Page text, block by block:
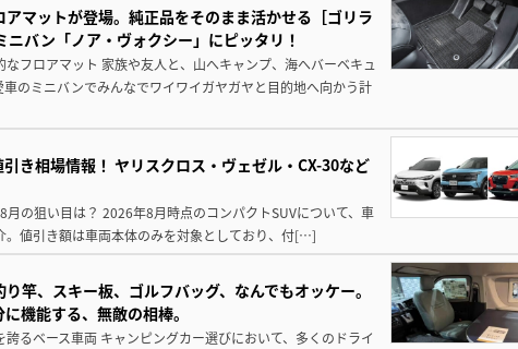
マットが登場。純正品をそのまま活かせる［ゴリラ
バン「ノア・ヴォクシー」にピッタリ！
フロアマット 家族や友人と、山へキャンプ、海へバーベキュ
のミニバンでみんなでワイワイガヤガヤと目的地へ向かう計
き相場情報！ ヤリスクロス・ヴェゼル・CX-30など
の狙い目は？ 2026年8月時点のコンパクトSUVについて、車
値引き額は車両本体のみを対象としており、付[…]
竿、スキー板、ゴルフバッグ、なんでもオッケー。
機能する、無敵の相棒。
るベース車両 キャンピングカー選びにおいて、多くのドライ